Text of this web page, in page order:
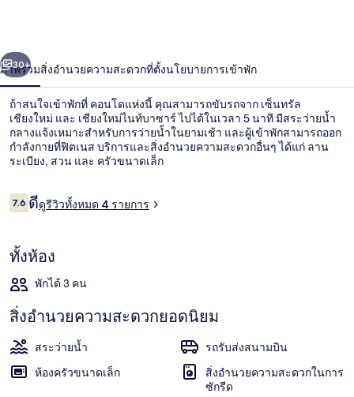
ยน์
เชียงใหม่
R628
า
ถัดไป
30+
ภาพรวมสิ่งอำนวยความสะดวกที่ตั้งนโยบายการเข้าพัก
ถ้าสนใจเข้าพักที่ คอนโดแห่งนี้ คุณสามารถขับรถจาก เซ็นทรัล
เชียงใหม่ และ เชียงใหม่ไนท์บาซาร์ ไปได้ในเวลา 5 นาที มีสระว่ายน้ำ
กลางแจ้งเหมาะสำหรับการว่ายน้ำในยามเช้า และผู้เข้าพักสามารถออก
กำลังกายที่ฟิตเนส บริการและสิ่งอำนวยความสะดวกอื่นๆ ได้แก่ ลาน
ระเบียง, สวน และ ครัวขนาดเล็ก
รีวิว
7.67.6 จาก 10
ดีดูรีวิวทั้งหมด 4 รายการ
ทั้งห้อง
พักได้ 3 คน
สิ่งอำนวยความสะดวกยอดนิยม
สระว่ายน้ำ
รถรับส่งสนามบิน
ห้องครัวขนาดเล็ก
สิ่งอำนวยความสะดวกในการ
ซักรีด